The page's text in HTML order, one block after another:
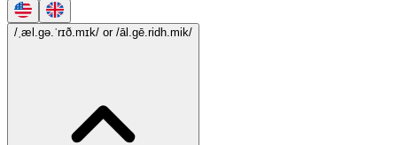
/ˌæl.gə.ˈrɪð.mɪk/ or /āl.gē.ridh.mik/